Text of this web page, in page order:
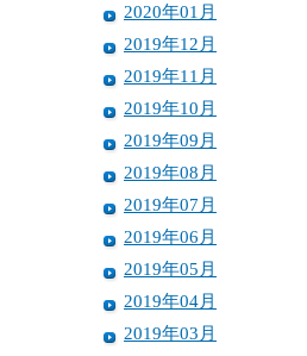
2020年01月
2019年12月
2019年11月
2019年10月
2019年09月
2019年08月
2019年07月
2019年06月
2019年05月
2019年04月
2019年03月